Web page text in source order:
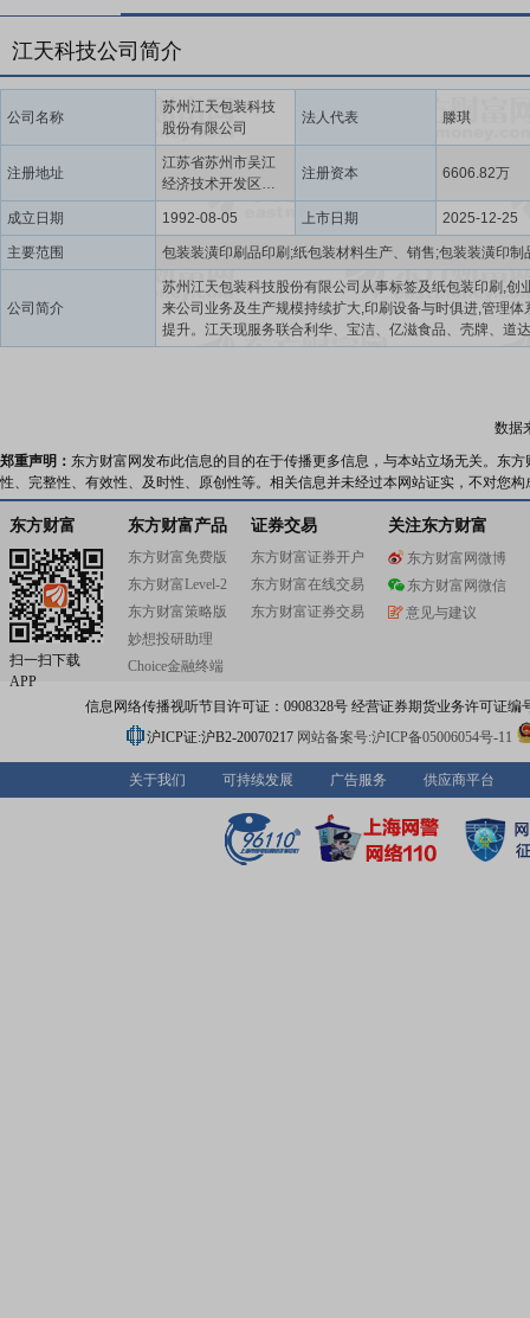
江天科技公司简介
公司名称
苏州江天包装科技
股份有限公司
法人代表 滕琪
注册地址
江苏省苏州市吴江
经济技术开发区庞
金路1998号
注册资本 6606.82万
成立日期 1992-08-05 上市日期 2025-12-25
主要范围
公司简介
苏州江天包装科技股份有限公司从事标签及纸包装印刷,创
来公司业务及生产规模持续扩大,印刷设备与时俱进,管理体
提升。江天现服务联合利华、宝洁、亿滋食品、壳牌、道
花王、高露洁、上海家化、百雀羚、农夫山泉、元气森林
项专利。公司被评江苏省高新技术企业,公司的技术中心被
认定为省级企业技术中心,同时被评国家新闻出版署评定为
范车间,荣获苏州质量奖等。公司通过ISO9001、
ISO45001、FSC认证。江天公司将以更现代化的平台,更
理和更多元化的技术组合,提供更专业的标签和纸包装服务
数据
郑重声明： 东方财富网发布此信息的目的在于传播更多信息，与本站立场无关。东
性、完整性、有效性、及时性、原创性等。相关信息并未经过本网站证实，不对您
东方财富
扫一扫下载
APP
东方财富产品
东方财富免费版
东方财富Level-2
东方财富策略版
妙想投研助理
Choice金融终端
证券交易
东方财富证券开户
东方财富在线交易
东方财富证券交易
关注东方财富
东方财富网微博
东方财富网微信
意见与建议
信息网络传播视听节目许可证：0908328号 经营证券期货业务许可证编
沪ICP证:沪B2-20070217 网站备案号:沪ICP备05006054号-11
关于我们 可持续发展 广告服务 供应商平台